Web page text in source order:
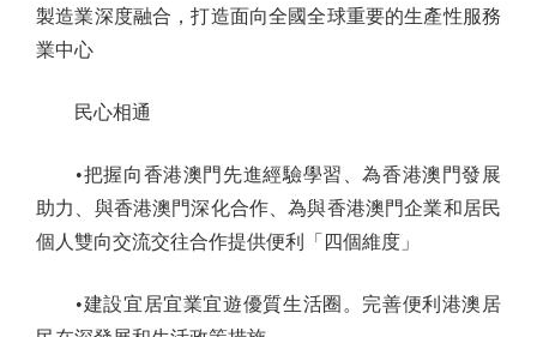
製造業深度融合，打造面向全國全球重要的生產性服務
業中心
民心相通
•把握向香港澳門先進經驗學習、為香港澳門發展
助力、與香港澳門深化合作、為與香港澳門企業和居民
個人雙向交流交往合作提供便利「四個維度」
•建設宜居宜業宜遊優質生活圈。完善便利港澳居